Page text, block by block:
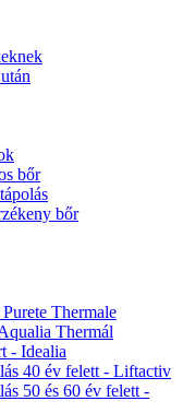
bőr
bőr
Thermale
Thermál
- Idealia
40 év felett - Liftactiv
50 és 60 év felett -